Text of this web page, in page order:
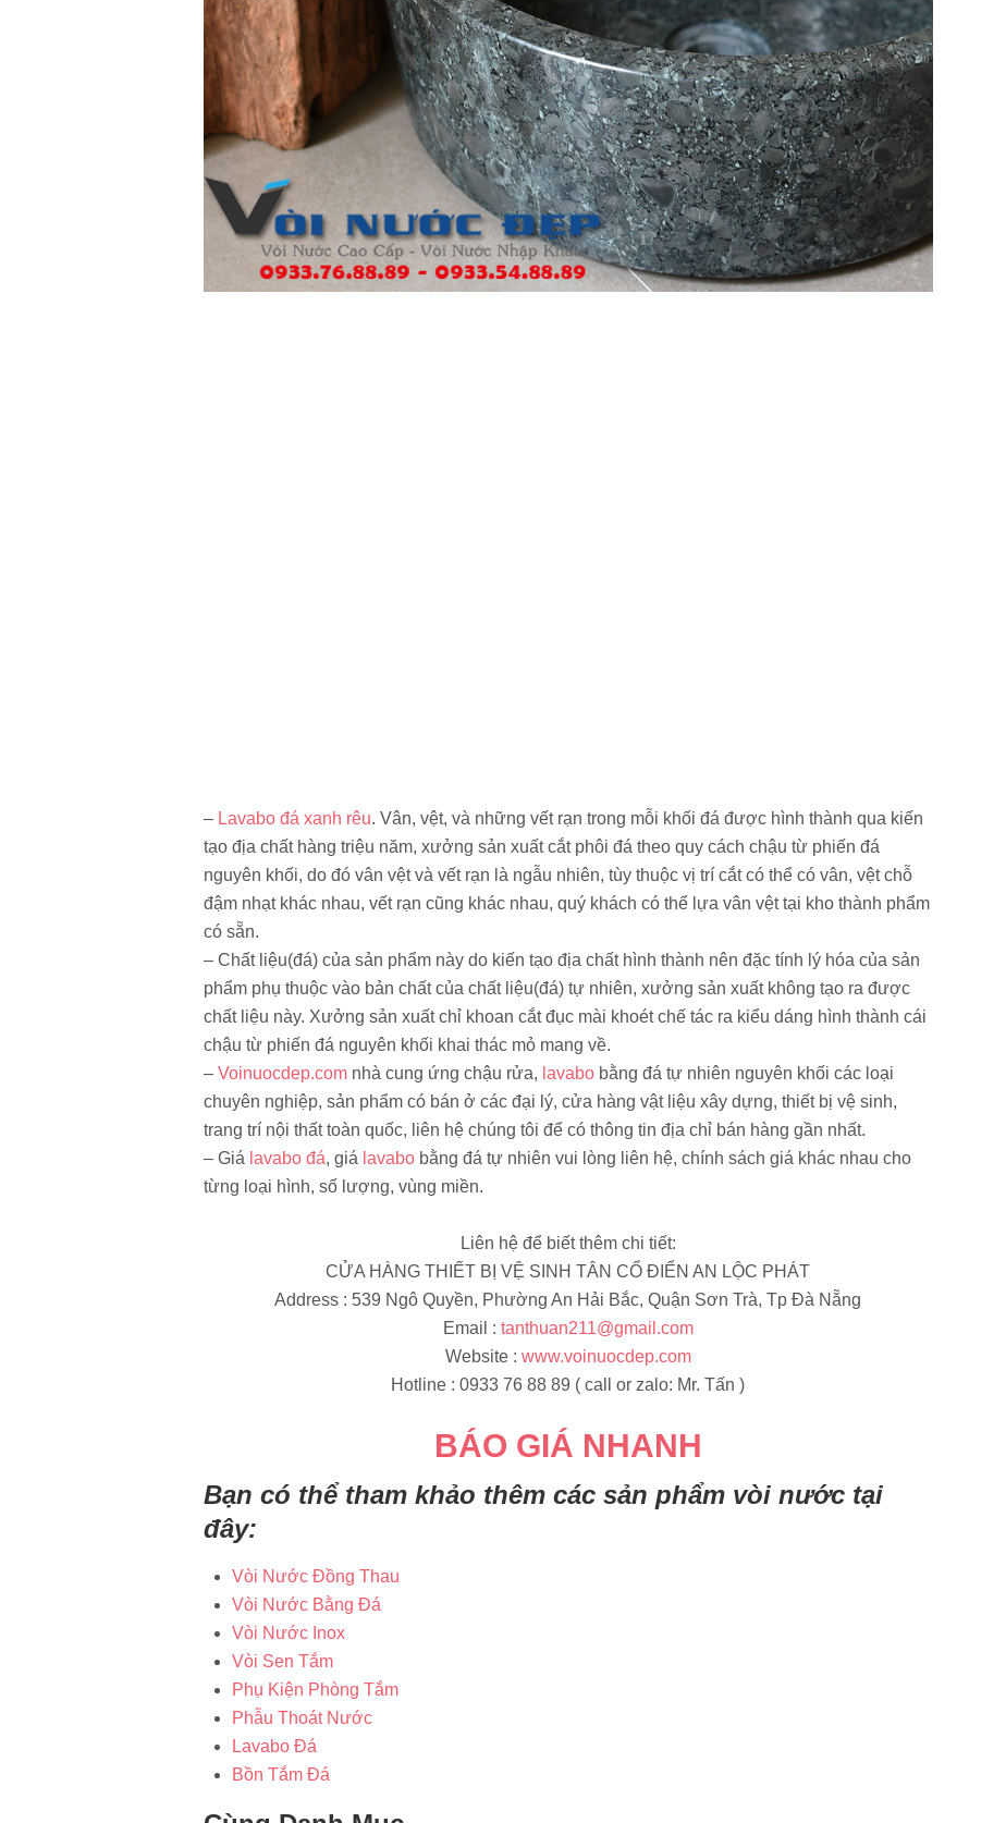
– Lavabo đá xanh rêu. Vân, vệt, và những vết rạn trong mỗi khối đá được hình thành qua kiến
tạo địa chất hàng triệu năm, xưởng sản xuất cắt phôi đá theo quy cách chậu từ phiến đá
nguyên khối, do đó vân vệt và vết rạn là ngẫu nhiên, tùy thuộc vị trí cắt có thể có vân, vệt chỗ
đậm nhạt khác nhau, vết rạn cũng khác nhau, quý khách có thể lựa vân vệt tại kho thành phẩm
có sẵn.
– Chất liệu(đá) của sản phẩm này do kiến tạo địa chất hình thành nên đặc tính lý hóa của sản
phẩm phụ thuộc vào bản chất của chất liệu(đá) tự nhiên, xưởng sản xuất không tạo ra được
chất liệu này. Xưởng sản xuất chỉ khoan cắt đục mài khoét chế tác ra kiểu dáng hình thành cái
chậu từ phiến đá nguyên khối khai thác mỏ mang về.
– Voinuocdep.comnhà cung ứng chậu rửa, lavabobằng đá tự nhiên nguyên khối các loại
chuyên nghiệp, sản phẩm có bán ở các đại lý, cửa hàng vật liệu xây dựng, thiết bị vệ sinh,
trang trí nội thất toàn quốc, liên hệ chúng tôi để có thông tin địa chỉ bán hàng gần nhất.
– Giá lavabo đá, giá lavabobằng đá tự nhiên vui lòng liên hệ, chính sách giá khác nhau cho
từng loại hình, số lượng, vùng miền.
Liên hệ để biết thêm chi tiết:
CỬA HÀNG THIẾT BỊ VỆ SINH TÂN CỔ ĐIỂN AN LỘC PHÁT
Address : 539 Ngô Quyền, Phường An Hải Bắc, Quận Sơn Trà, Tp Đà Nẵng
Email : tanthuan211@gmail.com
Website : www.voinuocdep.com
Hotline : 0933 76 88 89 ( call or zalo: Mr. Tấn )
BÁO GIÁ NHANH
Bạn có thể tham khảo thêm các sản phẩm vòi nước tại
đây:
Vòi Nước Đồng Thau
Vòi Nước Bằng Đá
Vòi Nước Inox
Vòi Sen Tắm
Phụ Kiện Phòng Tắm
Phẫu Thoát Nước
Lavabo Đá
Bồn Tắm Đá